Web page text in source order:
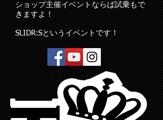
ショップ主催イベントならば試乗もで
きますよ！
​SLIDR:Sというイベントです！